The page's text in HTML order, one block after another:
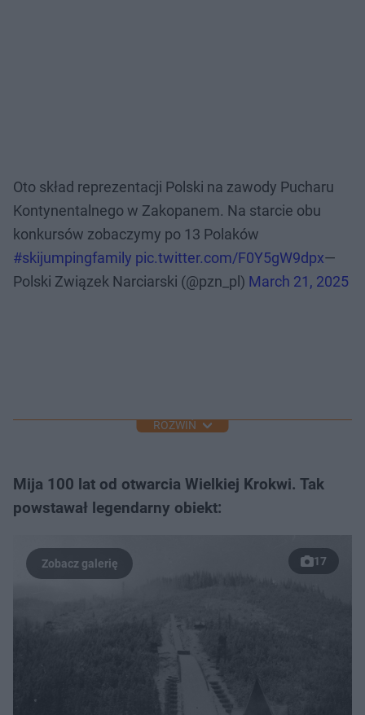
Oto skład reprezentacji Polski na zawody Pucharu
Kontynentalnego w Zakopanem. Na starcie obu
konkursów zobaczymy po 13 Polaków
#skijumpingfamily pic.twitter.com/F0Y5gW9dpx—
Polski Związek Narciarski (@pzn_pl) March 21, 2025
ROZWIŃ
Mija 100 lat od otwarcia Wielkiej Krokwi. Tak
powstawał legendarny obiekt:
17